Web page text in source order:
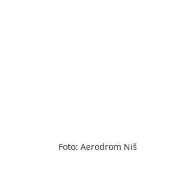
Foto: Aerodrom Niš